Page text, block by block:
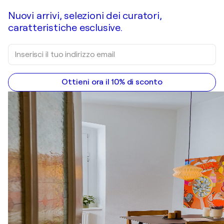
Nuovi arrivi, selezioni dei curatori,
caratteristiche esclusive.
Ottieni ora il 10% di sconto